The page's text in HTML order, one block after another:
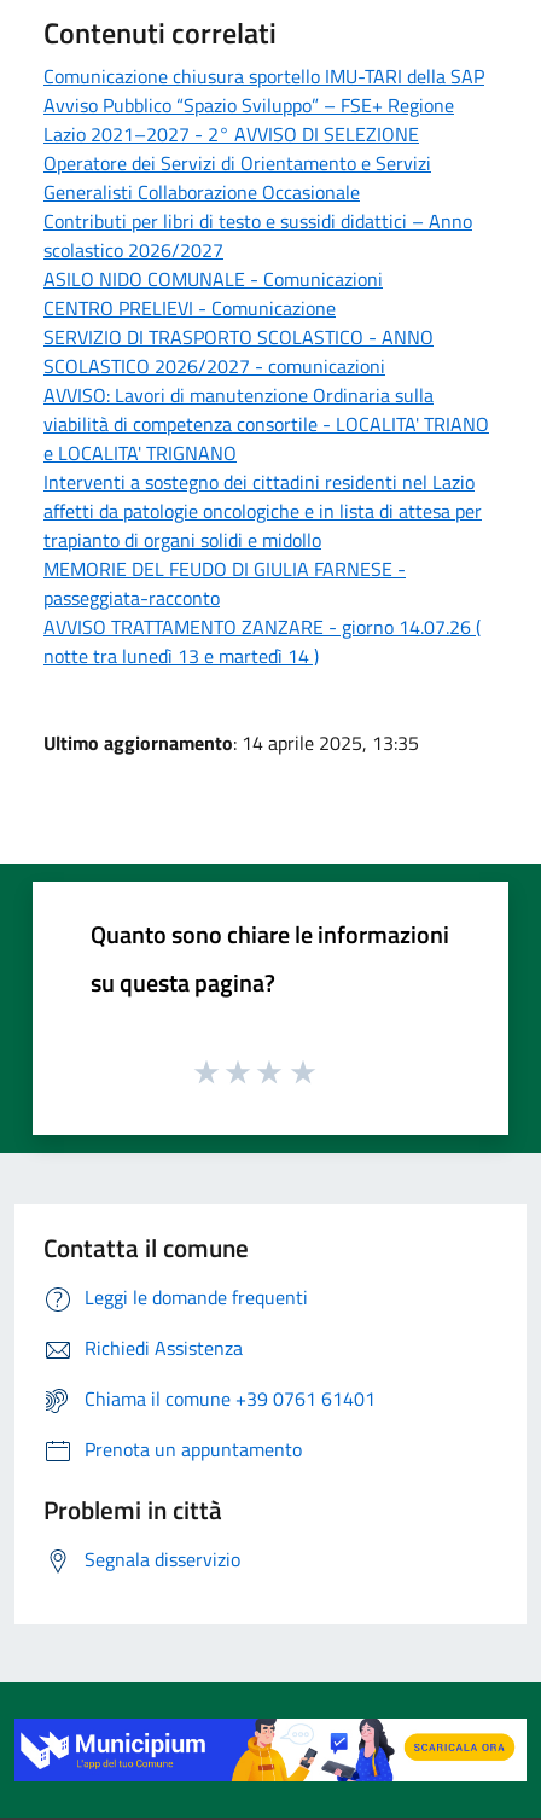
Contenuti correlati
Comunicazione chiusura sportello IMU-TARI della SAP
Avviso Pubblico “Spazio Sviluppo” – FSE+ Regione
Lazio 2021–2027 - 2° AVVISO DI SELEZIONE
Operatore dei Servizi di Orientamento e Servizi
Generalisti Collaborazione Occasionale
Contributi per libri di testo e sussidi didattici – Anno
scolastico 2026/2027
ASILO NIDO COMUNALE - Comunicazioni
CENTRO PRELIEVI - Comunicazione
SERVIZIO DI TRASPORTO SCOLASTICO - ANNO
SCOLASTICO 2026/2027 - comunicazioni
AVVISO: Lavori di manutenzione Ordinaria sulla
viabilità di competenza consortile - LOCALITA' TRIANO
e LOCALITA' TRIGNANO
Interventi a sostegno dei cittadini residenti nel Lazio
affetti da patologie oncologiche e in lista di attesa per
trapianto di organi solidi e midollo
MEMORIE DEL FEUDO DI GIULIA FARNESE -
passeggiata-racconto
AVVISO TRATTAMENTO ZANZARE - giorno 14.07.26 (
notte tra lunedì 13 e martedì 14 )
Ultimo aggiornamento: 14 aprile 2025, 13:35
Quanto sono chiare le informazioni
su questa pagina?
Contatta il comune
Leggi le domande frequenti
Richiedi Assistenza
Chiama il comune +39 0761 61401
Prenota un appuntamento
Problemi in città
Segnala disservizio